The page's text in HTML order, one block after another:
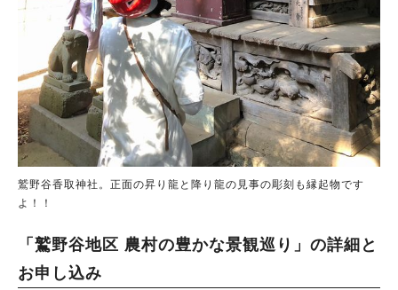
鷲野谷香取神社。正面の昇り龍と降り龍の見事の彫刻も縁起物です
よ！！
「鷲野谷地区 農村の豊かな景観巡り」の詳細と
お申し込み